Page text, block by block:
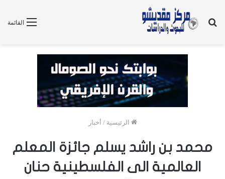
القائمة
بحث
الرئيسية / أخبار
محمد بن راشد يسلم جائزة المعلم
العالمية الى الفلسطينية حنان